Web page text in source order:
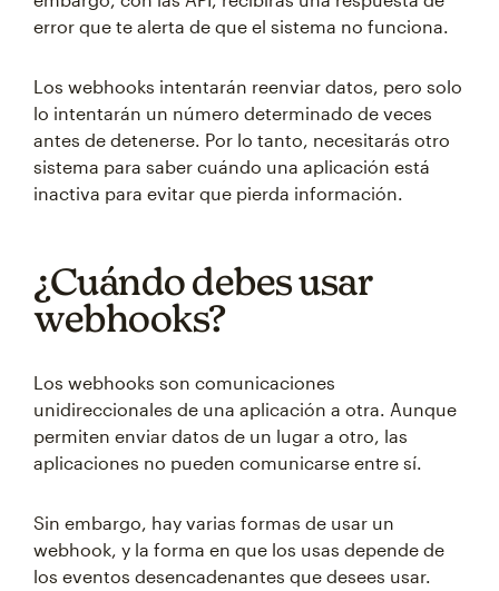
error que te alerta de que el sistema no funciona.
Los webhooks intentarán reenviar datos, pero solo
lo intentarán un número determinado de veces
antes de detenerse. Por lo tanto, necesitarás otro
sistema para saber cuándo una aplicación está
inactiva para evitar que pierda información.
¿Cuándo debes usar
webhooks?
Los webhooks son comunicaciones
unidireccionales de una aplicación a otra. Aunque
permiten enviar datos de un lugar a otro, las
aplicaciones no pueden comunicarse entre sí.
Sin embargo, hay varias formas de usar un
webhook, y la forma en que los usas depende de
los eventos desencadenantes que desees usar.